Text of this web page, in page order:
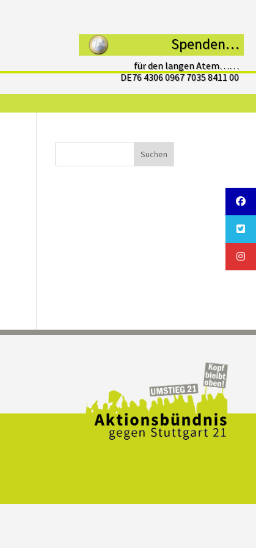
Spenden…
für den langen Atem……
DE76 4306 0967 7035 8411 00
Suchen